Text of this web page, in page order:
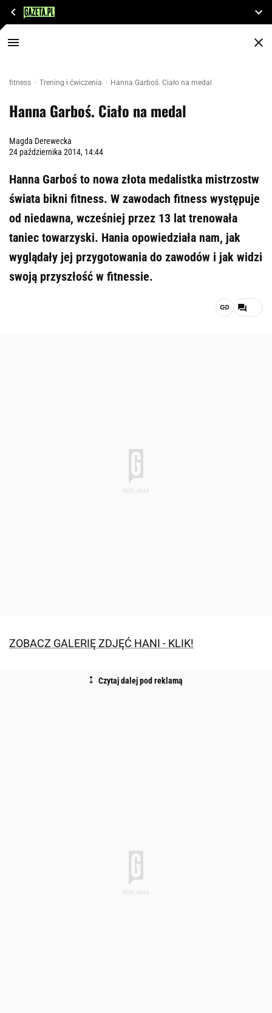
fitness Trening i ćwiczenia Hanna Garboś. Ciało na medal
Hanna Garboś. Ciało na medal
Magda Derewecka
24 października 2014, 14:44
Hanna Garboś to nowa złota medalistka mistrzostw
świata bikni fitness. W zawodach fitness występuje
od niedawna, wcześniej przez 13 lat trenowała
taniec towarzyski. Hania opowiedziała nam, jak
wyglądały jej przygotowania do zawodów i jak widzi
swoją przyszłość w fitnessie.
ZOBACZ GALERIĘ ZDJĘĆ HANI - KLIK!